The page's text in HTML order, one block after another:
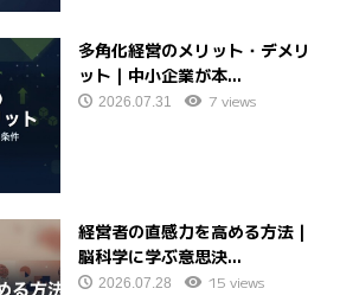
多角化経営のメリット・デメリ
ット｜中小企業が本...
2026.07.31 7 views
経営者の直感力を高める方法｜
脳科学に学ぶ意思決...
2026.07.28 15 views